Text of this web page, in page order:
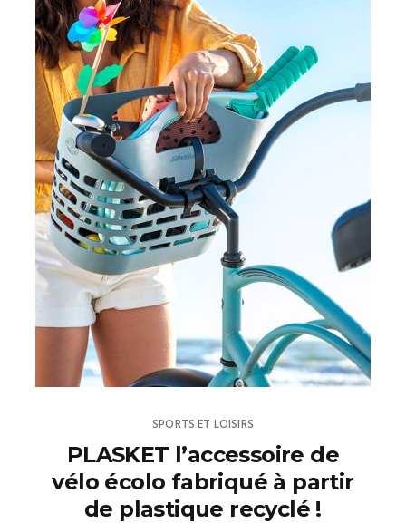
SPORTS ET LOISIRS
PLASKET l’accessoire de
vélo écolo fabriqué à partir
de plastique recyclé !